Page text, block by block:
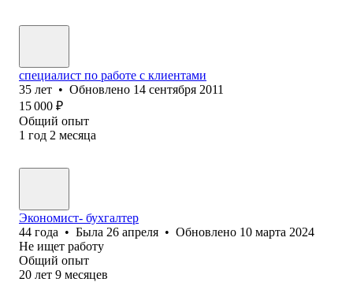
специалист по работе с клиентами
35 лет • Обновлено 14 сентября 2011
15 000 ₽
Общий опыт
1 год 2 месяца
Экономист- бухгалтер
44 года • Была 26 апреля • Обновлено 10 марта 2024
Не ищет работу
Общий опыт
20 лет 9 месяцев